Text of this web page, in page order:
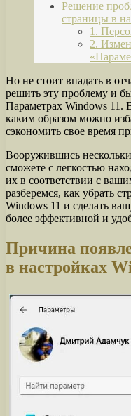
Решение
страницы в
1.
2.
Но не стоит впадать в
решить эту проблему и
Параметрах Windows 11.
каким образом можно
сэкономить свое время
Вооружившись
сможете с легкостью
их в соответствии с
разберемся, как убрать
Windows 11 и сделать
более эффективной и
Причина
в настройках